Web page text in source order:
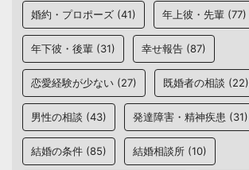
婚約・プロポーズ (41) 年上彼・先輩 (77)
年下彼・後輩 (31) 幸せ報告 (87)
恋愛経験が少ない (27) 既婚者の相談 (22)
男性の相談 (43) 発達障害・精神疾患 (31)
結婚の条件 (85) 結婚相談所 (10)